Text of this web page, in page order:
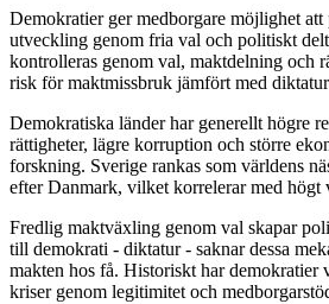
Demokratier ger medborgare möjlighet att
utveckling genom fria val och politiskt
kontrolleras genom val, maktdelning och
risk för maktmissbruk jämfört med
Demokratiska länder har generellt högre
rättigheter, lägre korruption och större
forskning. Sverige rankas som världens
efter Danmark, vilket korrelerar med högt
Fredlig maktväxling genom val skapar
till demokrati - diktatur - saknar dessa
makten hos få. Historiskt har demokratier
kriser genom legitimitet och